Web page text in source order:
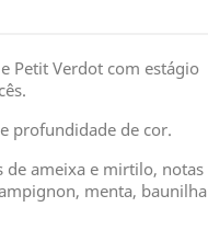
Petit Verdot com estágio
profundidade de cor.
ameixa e mirtilo, notas
menta, baunilha